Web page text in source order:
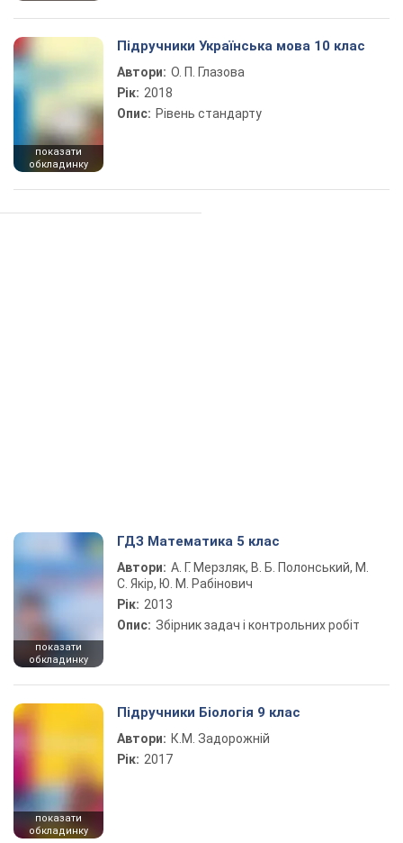
показати
обкладинку
Підручники Українська мова 10 клас
Автори: О. П. Глазова
Рік: 2018
Опис: Рівень стандарту
показати
обкладинку
ГДЗ Математика 5 клас
Автори: А. Г. Мерзляк, В. Б. Полонський, М.
С. Якір, Ю. М. Рабінович
Рік: 2013
Опис: Збірник задач і контрольних робіт
показати
обкладинку
Підручники Біологія 9 клас
Автори: К.М. Задорожній
Рік: 2017